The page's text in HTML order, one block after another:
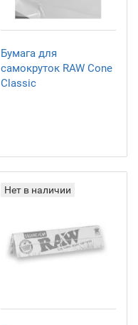
Бумага для
самокруток RAW Cone
Classic
Нет в наличии